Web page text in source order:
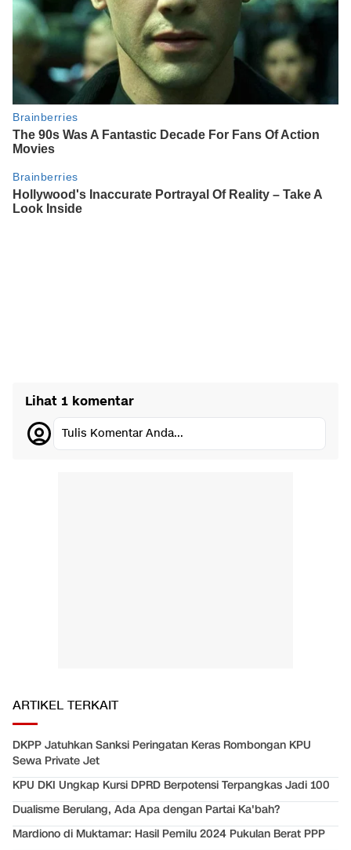
Lihat 1 komentar
Tulis Komentar Anda...
ARTIKEL TERKAIT
DKPP Jatuhkan Sanksi Peringatan Keras Rombongan KPU
Sewa Private Jet
KPU DKI Ungkap Kursi DPRD Berpotensi Terpangkas Jadi 100
Dualisme Berulang, Ada Apa dengan Partai Ka'bah?
Mardiono di Muktamar: Hasil Pemilu 2024 Pukulan Berat PPP